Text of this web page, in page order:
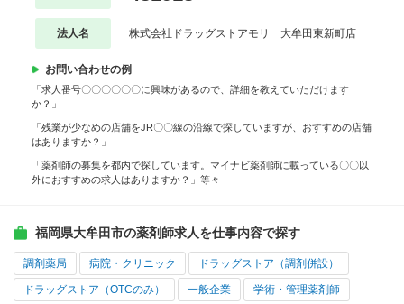
法人名 株式会社ドラッグストアモリ 大牟田東新町店
お問い合わせの例
「求人番号〇〇〇〇〇〇に興味があるので、詳細を教えていただけます
か？」
「残業が少なめの店舗をJR〇〇線の沿線で探していますが、おすすめの店舗
はありますか？」
「薬剤師の募集を都内で探しています。マイナビ薬剤師に載っている〇〇以
外におすすめの求人はありますか？」等々
福岡県大牟田市の薬剤師求人を仕事内容で探す
調剤薬局 病院・クリニック ドラッグストア（調剤併設）
ドラッグストア（OTCのみ） 一般企業 学術・管理薬剤師